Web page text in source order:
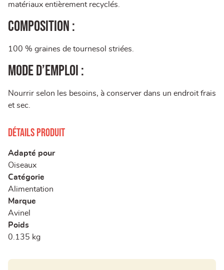
matériaux entièrement recyclés.
Composition :
100 % graines de tournesol striées.
Mode d’emploi :
Nourrir selon les besoins, à conserver dans un endroit frais
et sec.
Détails produit
Adapté pour
Oiseaux
Catégorie
Alimentation
Marque
Avinel
Poids
0.135 kg